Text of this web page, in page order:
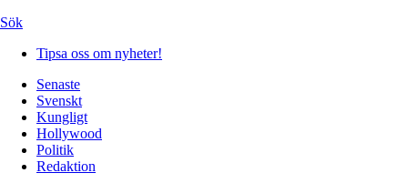
Sök
Tipsa oss om nyheter!
Senaste
Svenskt
Kungligt
Hollywood
Politik
Redaktion